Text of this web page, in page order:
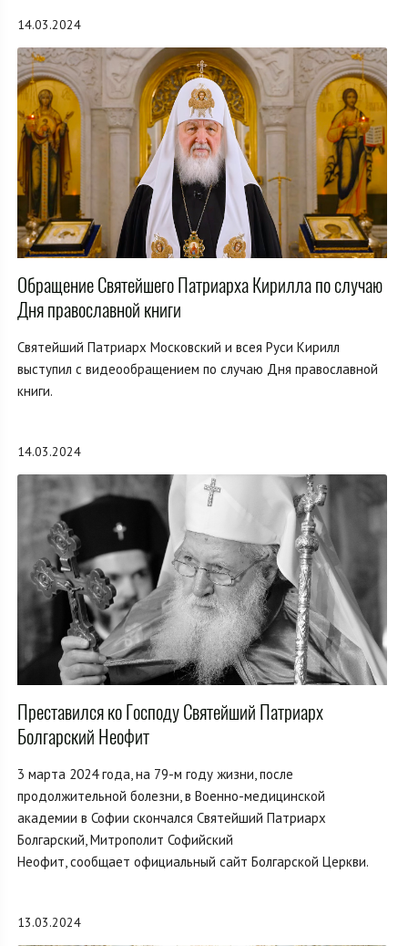
14.03.2024
Обращение Святейшего Патриарха Кирилла по случаю
Дня православной книги
Святейший Патриарх Московский и всея Руси Кирилл
выступил с видеообращением по случаю Дня православной
книги.
14.03.2024
Преставился ко Господу Святейший Патриарх
Болгарский Неофит
3 марта 2024 года, на 79-м году жизни, после
продолжительной болезни, в Военно-медицинской
академии в Софии скончался Святейший Патриарх
Болгарский, Митрополит Софийский
Неофит, сообщает официальный сайт Болгарской Церкви.
13.03.2024